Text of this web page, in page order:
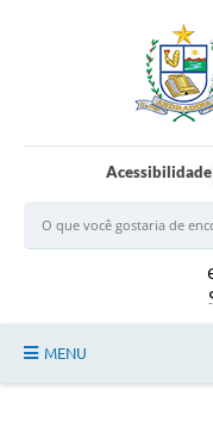
Acessibilidade
MENU